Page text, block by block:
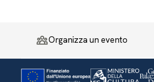
Organizza un evento